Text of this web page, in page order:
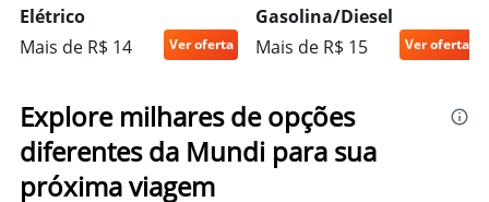
Elétrico
Mais de R$ 14
Ver oferta
Gasolina/Diesel
Mais de R$ 15
Ver oferta
Explore milhares de opções
diferentes da Mundi para sua
próxima viagem